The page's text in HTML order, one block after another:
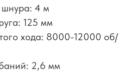
шнура: 4 м
125 мм
хода: 8000-12000 об/
2,6 мм